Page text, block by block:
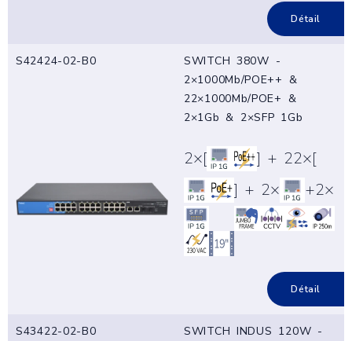
Détail
S42424-02-B0
SWITCH 380W -
2×1000Mb/POE++ &
22×1000Mb/POE+ &
2×1Gb & 2×SFP 1Gb
2×[
] + 22×[
] + 2×
+2×
Détail
S43422-02-B0
SWITCH INDUS 120W -